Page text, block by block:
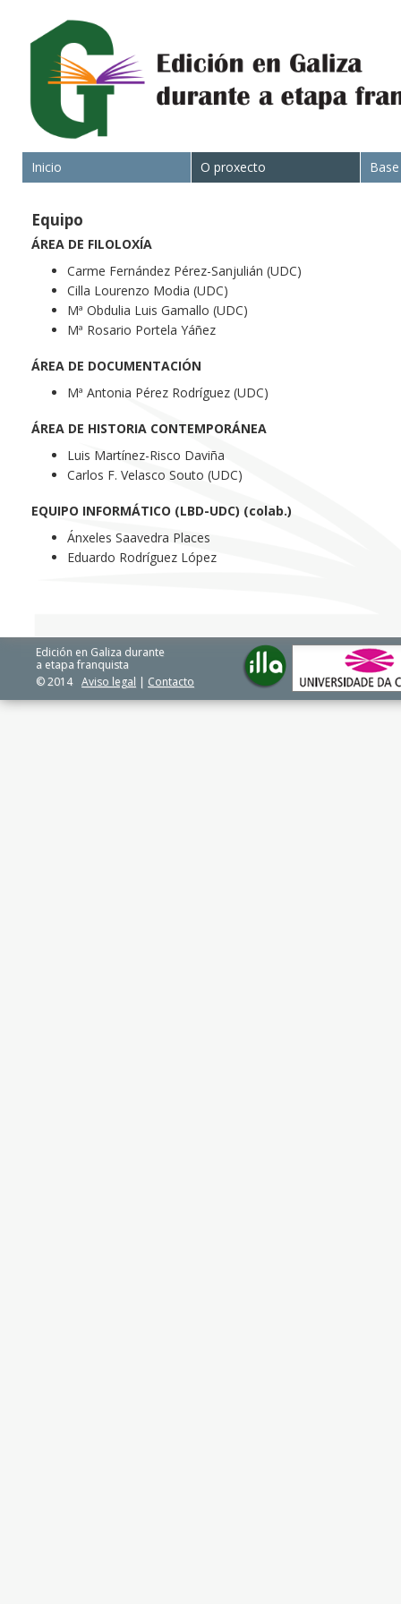
Inicio O proxecto
Equipo
ÁREA DE FILOLOXÍA
Carme Fernández Pérez-Sanjulián (UDC)
Cilla Lourenzo Modia (UDC)
Mª Obdulia Luis Gamallo (UDC)
Mª Rosario Portela Yáñez
ÁREA DE DOCUMENTACIÓN
Mª Antonia Pérez Rodríguez (UDC)
ÁREA DE HISTORIA CONTEMPORÁNEA
Luis Martínez-Risco Daviña
Carlos F. Velasco Souto (UDC)
EQUIPO INFORMÁTICO (LBD-UDC) (colab.)
Ánxeles Saavedra Places
Eduardo Rodríguez López
Edición en Galiza durante
a etapa franquista
© 2014 Aviso legal | Contacto